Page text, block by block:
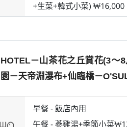
+生菜+韓式小菜) ₩16,000
HOTEL－⼭茶花之丘賞花(3～
園－天帝淵瀑布+仙臨橋－
早餐 -飯店內用
午餐 -蔘雞湯+季節小菜